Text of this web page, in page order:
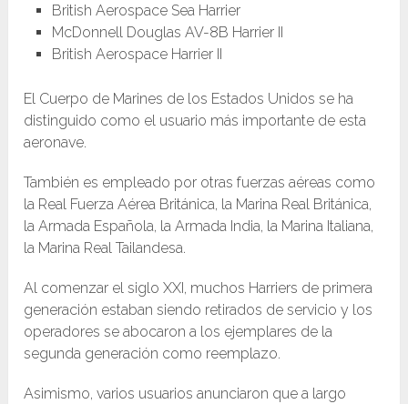
British Aerospace Sea Harrier
McDonnell Douglas AV-8B Harrier II
British Aerospace Harrier II
El Cuerpo de Marines de los Estados Unidos se ha
distinguido como el usuario más importante de esta
aeronave.
También es empleado por otras fuerzas aéreas como
la Real Fuerza Aérea Británica, la Marina Real Británica,
la Armada Española, la Armada India, la Marina Italiana,
la Marina Real Tailandesa.
Al comenzar el siglo XXI, muchos Harriers de primera
generación estaban siendo retirados de servicio y los
operadores se abocaron a los ejemplares de la
segunda generación como reemplazo.
Asimismo, varios usuarios anunciaron que a largo